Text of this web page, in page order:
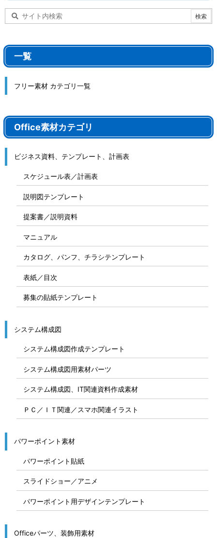
一覧
フリー素材 カテゴリ一覧
Office素材カテゴリ
ビジネス資料、テンプレート、計画表
スケジュール表／計画表
説明図テンプレート
提案書／説明資料
マニュアル
カタログ、パンフ、チラシテンプレート
表紙／目次
募集の貼紙テンプレート
システム構成図
システム構成図作成テンプレート
システム構成図用素材パーツ
システム構成図、IT関連資料作成素材
ＰＣ／ＩＴ関連／スマホ関連イラスト
パワーポイント素材
パワーポイント貼紙
スライドショー／アニメ
パワーポイント用デザインテンプレート
Officeパーツ、装飾用素材